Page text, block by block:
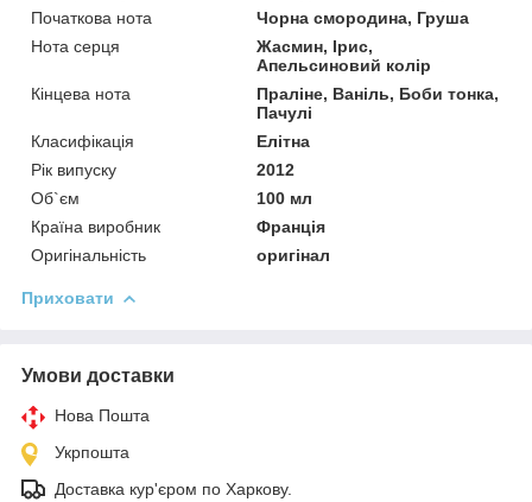
Початкова нота
Чорна смородина, Груша
Нота серця
Жасмин, Ірис,
Апельсиновий колір
Кінцева нота
Праліне, Ваніль, Боби тонка,
Пачулі
Класифікація
Елітна
Рік випуску
2012
Об`єм
100 мл
Країна виробник
Франція
Оригінальність
оригінал
Приховати
Умови доставки
Нова Пошта
Укрпошта
Доставка кур'єром по Харкову.